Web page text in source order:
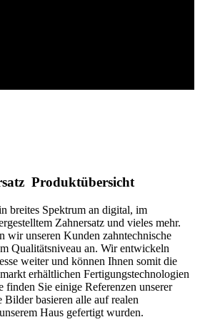
Produktübersicht
breites Spektrum an digital, im
Zahnersatz und vieles mehr.
wir unseren Kunden zahntechnische
Qualitätsniveau an. Wir entwickeln
weiter und können Ihnen somit die
erhältlichen Fertigungstechnologien
finden Sie einige Referenzen unserer
Bilder basieren alle auf realen
Haus gefertigt wurden.